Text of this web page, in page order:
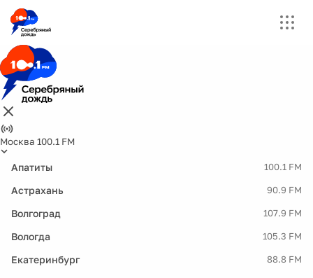
Москва 100.1 FM
Апатиты 100.1 FM
Астрахань 90.9 FM
Волгоград 107.9 FM
Вологда 105.3 FM
Екатеринбург 88.8 FM